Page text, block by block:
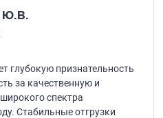
Ю.В.
признательность
за качественную и
спектра
Стабильные отгрузки